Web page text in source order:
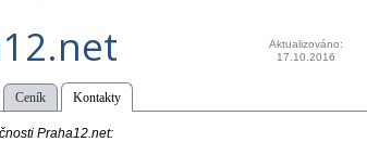
Aktualizováno:
17.10.2016
Ceník Kontakty
Praha12.net: